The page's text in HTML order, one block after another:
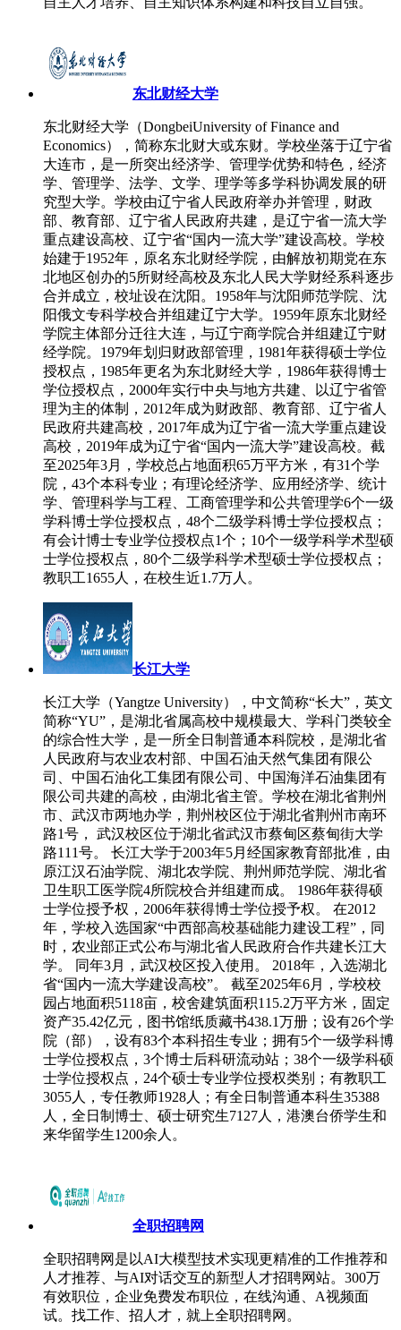
东北财经大学
东北财经大学（DongbeiUniversity of Finance and
Economics），简称东北财大或东财。学校坐落于辽宁省
大连市，是一所突出经济学、管理学优势和特色，经济
学、管理学、法学、文学、理学等多学科协调发展的研
究型大学。学校由辽宁省人民政府举办并管理，财政
部、教育部、辽宁省人民政府共建，是辽宁省一流大学
重点建设高校、辽宁省“国内一流大学”建设高校。学校
始建于1952年，原名东北财经学院，由解放初期党在东
北地区创办的5所财经高校及东北人民大学财经系科逐步
合并成立，校址设在沈阳。1958年与沈阳师范学院、沈
阳俄文专科学校合并组建辽宁大学。1959年原东北财经
学院主体部分迁往大连，与辽宁商学院合并组建辽宁财
经学院。1979年划归财政部管理，1981年获得硕士学位
授权点，1985年更名为东北财经大学，1986年获得博士
学位授权点，2000年实行中央与地方共建、以辽宁省管
理为主的体制，2012年成为财政部、教育部、辽宁省人
民政府共建高校，2017年成为辽宁省一流大学重点建设
高校，2019年成为辽宁省“国内一流大学”建设高校。截
至2025年3月，学校总占地面积65万平方米，有31个学
院，43个本科专业；有理论经济学、应用经济学、统计
学、管理科学与工程、工商管理学和公共管理学6个一级
学科博士学位授权点，48个二级学科博士学位授权点；
有会计博士专业学位授权点1个；10个一级学科学术型硕
士学位授权点，80个二级学科学术型硕士学位授权点；
教职工1655人，在校生近1.7万人。
长江大学
长江大学（Yangtze University），中文简称“长大”，英文
简称“YU”，是湖北省属高校中规模最大、学科门类较全
的综合性大学，是一所全日制普通本科院校，是湖北省
人民政府与农业农村部、中国石油天然气集团有限公
司、中国石油化工集团有限公司、中国海洋石油集团有
限公司共建的高校，由湖北省主管。学校在湖北省荆州
市、武汉市两地办学，荆州校区位于湖北省荆州市南环
路1号， 武汉校区位于湖北省武汉市蔡甸区蔡甸街大学
路111号。 长江大学于2003年5月经国家教育部批准，由
原江汉石油学院、湖北农学院、荆州师范学院、湖北省
卫生职工医学院4所院校合并组建而成。 1986年获得硕
士学位授予权，2006年获得博士学位授予权。 在2012
年，学校入选国家“中西部高校基础能力建设工程”，同
时，农业部正式公布与湖北省人民政府合作共建长江大
学。 同年3月，武汉校区投入使用。 2018年，入选湖北
省“国内一流大学建设高校”。 截至2025年6月，学校校
园占地面积5118亩，校舍建筑面积115.2万平方米，固定
资产35.42亿元，图书馆纸质藏书438.1万册；设有26个学
院（部），设有83个本科招生专业；拥有5个一级学科博
士学位授权点，3个博士后科研流动站；38个一级学科硕
士学位授权点，24个硕士专业学位授权类别；有教职工
3055人，专任教师1928人；有全日制普通本科生35388
人，全日制博士、硕士研究生7127人，港澳台侨学生和
来华留学生1200余人。
全职招聘网
全职招聘网是以AI大模型技术实现更精准的工作推荐和
人才推荐、与AI对话交互的新型人才招聘网站。300万
有效职位，企业免费发布职位，在线沟通、A视频面
试。找工作、招人才，就上全职招聘网。